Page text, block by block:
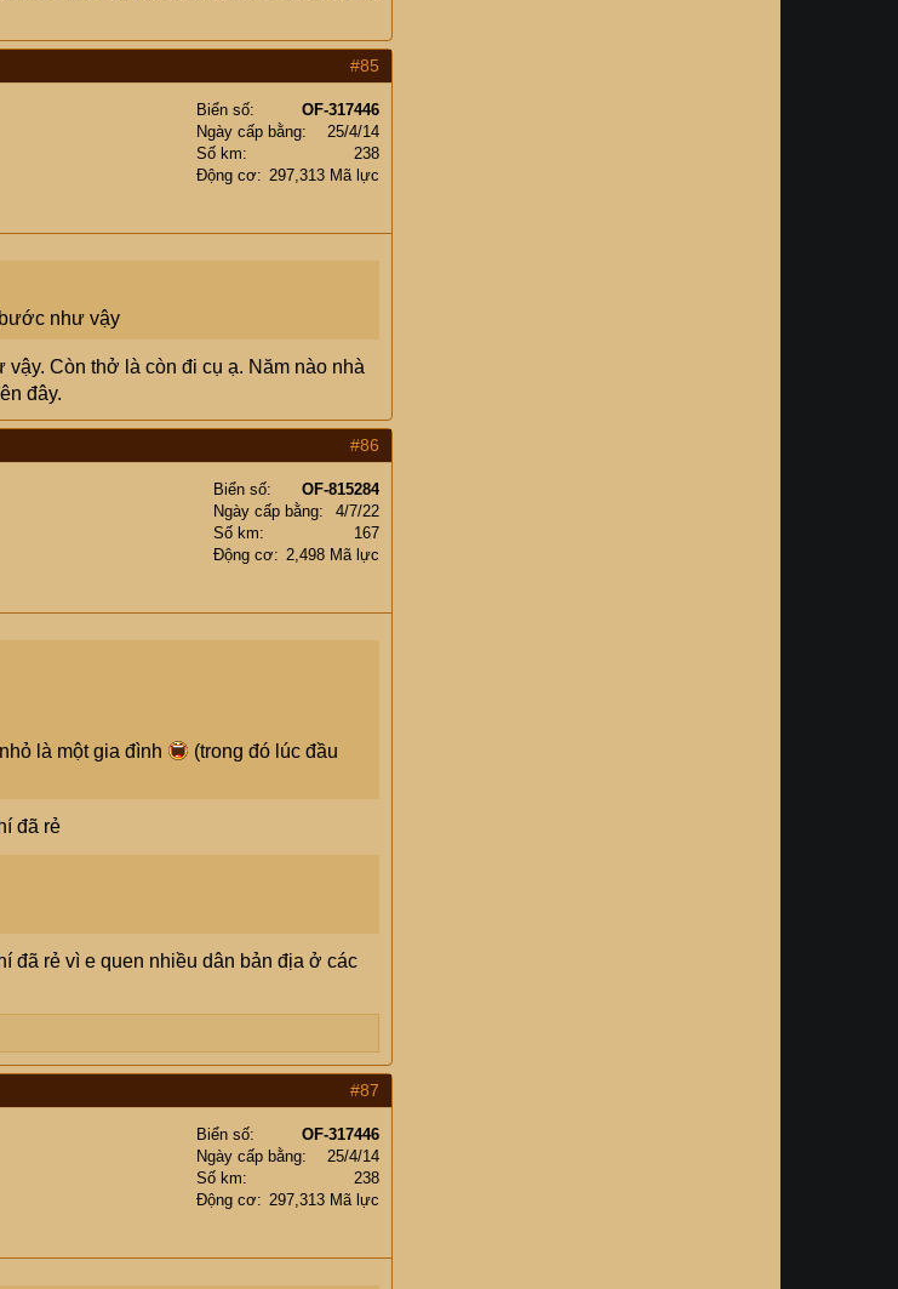
#85
Biển số
OF-317446
Ngày cấp bằng
25/4/14
Số km
238
Động cơ
297,313 Mã lực
như vậy
Còn thở là còn đi cụ ạ. Năm nào nhà
đây.
#86
Biển số
OF-815284
Ngày cấp bằng
4/7/22
Số km
167
Động cơ
2,498 Mã lực
là một gia đình
(trong đó lúc đầu
đã rẻ
đã rẻ vì e quen nhiều dân bản địa ở các
#87
Biển số
OF-317446
Ngày cấp bằng
25/4/14
Số km
238
Động cơ
297,313 Mã lực